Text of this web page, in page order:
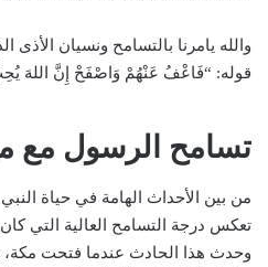
والله يامرنا بالتسامح ونسيان
قوله: “فَاعْفُ عَنْهُمْ وَاصْفَحْ إِنَّ اللهَ
تسامح الرسول مع
من بين الأحداث الهامة في حياة
تعكس درجة التسامح العالية التي
وحدث هذا الحادث عندما فتحت